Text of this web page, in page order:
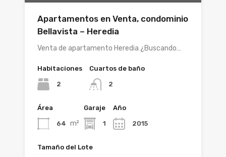
Apartamentos en Venta, condominio
Bellavista – Heredia
Venta de apartamento Heredia ¿Buscando…
Habitaciones
2
Cuartos de baño
2
Área
64 m²
Garaje
1
Año
2015
Tamaño del Lote